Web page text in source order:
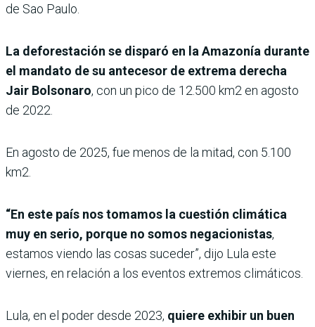
de Sao Paulo.
La deforestación se disparó en la Amazonía durante
el mandato de su antecesor de extrema derecha
Jair Bolsonaro, con un pico de 12.500 km2 en agosto
de 2022.
En agosto de 2025, fue menos de la mitad, con 5.100
km2.
“En este país nos tomamos la cuestión climática
muy en serio, porque no somos negacionistas,
estamos viendo las cosas suceder”, dijo Lula este
viernes, en relación a los eventos extremos climáticos.
Lula, en el poder desde 2023, quiere exhibir un buen